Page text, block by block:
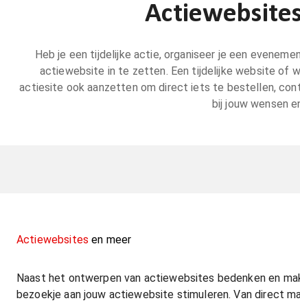
Heb je een tijdelijke actie, organiseer je een
actiewebsite in te zetten. Een tijdelijke website of
actiesite ook aanzetten om direct iets te bestellen,
bij jouw wensen
Actiewebsites en meer
Naast het ontwerpen van actiewebsites bedenken en
bezoekje aan jouw actiewebsite stimuleren. Van direct